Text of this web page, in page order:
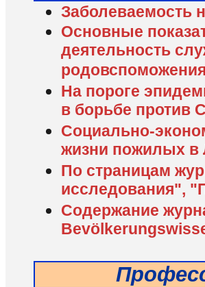
Заболеваемость
Основные
деятельность
На пороге
в борьбе против
Социально-
жизни пожилых в
По страницам
исследования",
Содержание